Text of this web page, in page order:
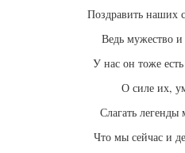
Поздравить наших
Ведь мужество
У нас он тоже
О силе их,
Слагать
Что мы сейчас и